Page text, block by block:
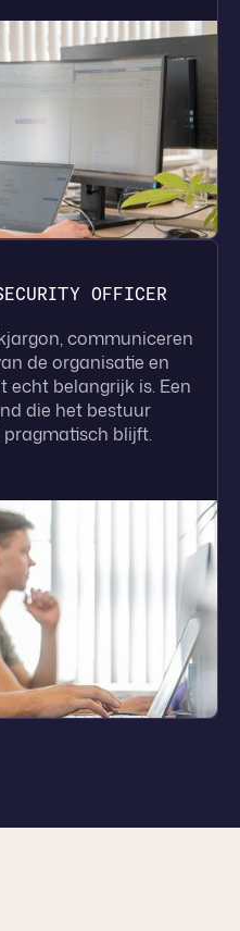
OFFICER
communiceren
de organisatie en
echt belangrijk is. Een
die het bestuur
blijft.